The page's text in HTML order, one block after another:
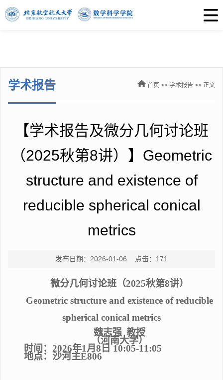
学术报告 首页 >> 学术报告 >> 正文
【学术报告及微分几何讨论班
（2025秋第8讲）】Geometric
structure and existence of
reducible spherical conical
metrics
发布日期：2026-01-06 点击： 171
微分几何讨论班 （2025秋第8讲）
Geometric structure and existence of reducible
spherical conical metrics
魏志强 教授
（河南大学）
时间： 2026年1月 8 日 10:05-11:05
地点： 沙河主E806